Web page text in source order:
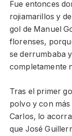
Fue entonces
rojiamarillos y
gol de Manuel
florenses,
se derrumbaba
completamente
Tras el primer
polvo y con
Carlos, lo
que José